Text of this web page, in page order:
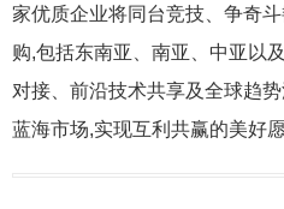
家优质企业将同台竞技、争奇
购,包括东南亚、南亚、中亚以
对接、前沿技术共享及全球趋
蓝海市场,实现互利共赢的美好愿